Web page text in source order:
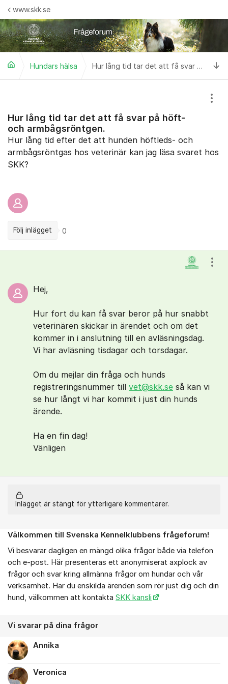
Hoppa till innehåll
www.skk.se
Hundars hälsa Hur lång tid tar det att få svar på höft- och armbågsröntgen.
Hur lång tid tar det att få svar på höft-
och armbågsröntgen.
Hur lång tid efter det att hunden höftleds- och
armbågsröntgas hos veterinär kan jag läsa svaret hos
SKK?
Följ inlägget 0
Hej,
Hur fort du kan få svar beror på hur snabbt
veterinären skickar in ärendet och om det
kommer in i anslutning till en avläsningsdag.
Vi har avläsning tisdagar och torsdagar.
Om du mejlar din fråga och hunds
registreringsnummer till vet@skk.se så kan vi
se hur långt vi har kommit i just din hunds
ärende.
Ha en fin dag!
Vänligen
Inlägget är stängt för ytterligare kommentarer.
Om forumet
Välkommen till Svenska Kennelklubbens frågeforum!
Vi besvarar dagligen en mängd olika frågor både via telefon
och e-post. Här presenteras ett anonymiserat axplock av
frågor och svar kring allmänna frågor om hundar och vår
verksamhet. Har du enskilda ärenden som rör just dig och din
hund, välkommen att kontakta SKK kansli
Vi svarar på dina frågor
Annika
Veronica